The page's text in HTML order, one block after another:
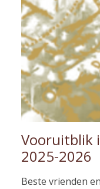
Vooruitblik
2025-2026
Beste vrienden